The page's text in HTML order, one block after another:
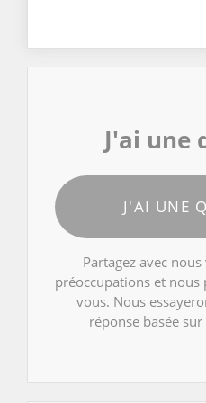
J'ai une
J'AI UNE
Partagez avec
préoccupations et nous
vous. Nous
réponse basée